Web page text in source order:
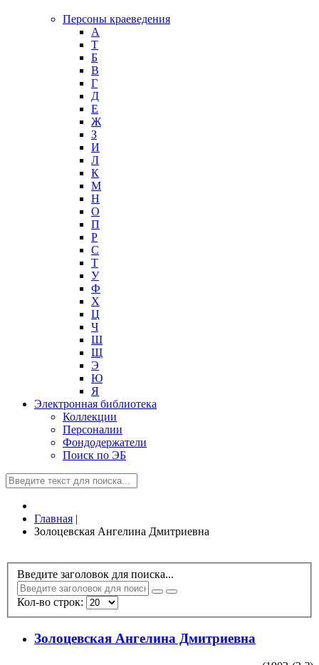
Персоны краеведения
А
T
Б
В
Г
Д
Е
Ж
З
И
Л
К
М
Н
О
П
Р
С
Т
У
Ф
Х
Ц
Ч
Ш
Щ
Э
Ю
Я
Электронная библиотека
Коллекции
Персоналии
Фондодержатели
Поиск по ЭБ
Главная |
Золоцевская Ангелина Дмитриевна
Введите заголовок для поиска...
Кол-во строк:
Золоцевская Ангелина Дмитриевна